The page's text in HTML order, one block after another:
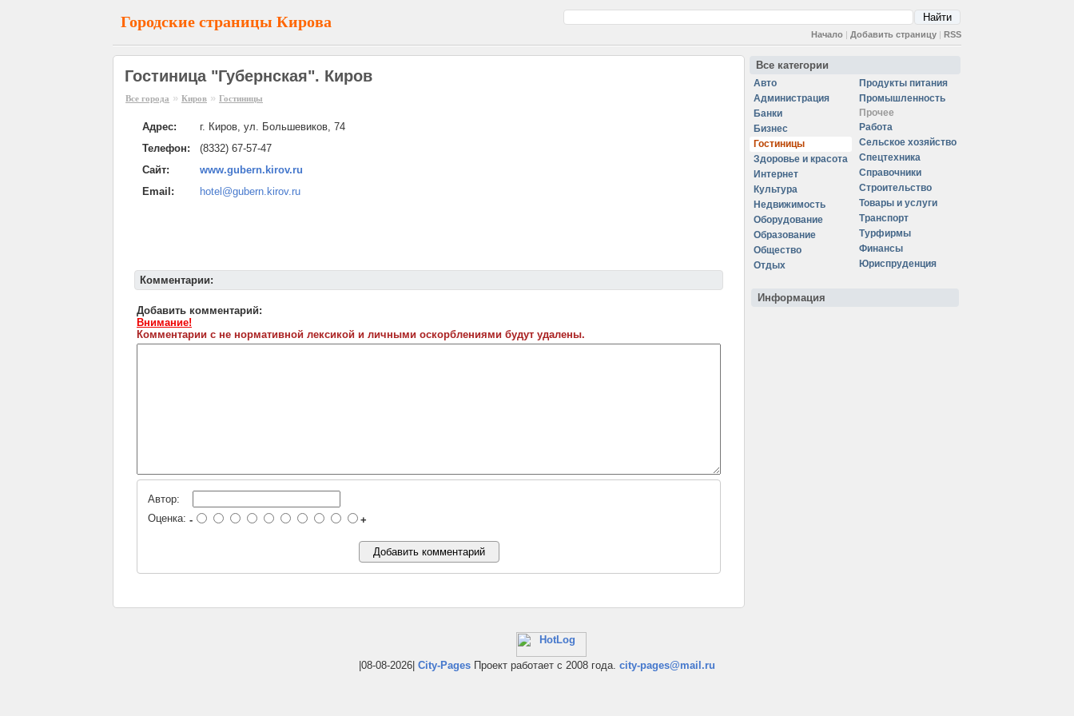
Городские страницы Кирова
Начало | Добавить страницу | RSS
Гостиница "Губернская". Киров
Все города » Киров » Гостиницы
Адрес:
г. Киров, ул. Большевиков, 74
Телефон:
(8332) 67-57-47
Сайт:
www.gubern.kirov.ru
Email:
hotel@gubern.kirov.ru
Комментарии:
Добавить комментарий:
Внимание!
Комментарии с не нормативной лексикой и личными оскорблениями будут удалены.
Автор:
Оценка: - +
Все категории
Авто
Администрация
Банки
Бизнес
Гостиницы
Здоровье и красота
Интернет
Культура
Недвижимость
Оборудование
Образование
Общество
Отдых
Продукты питания
Промышленность
Прочее
Работа
Сельское хозяйство
Спецтехника
Справочники
Строительство
Товары и услуги
Транспорт
Турфирмы
Финансы
Юриспруденция
Информация
|08-08-2026| City-Pages Проект работает с 2008 года. city-pages@mail.ru